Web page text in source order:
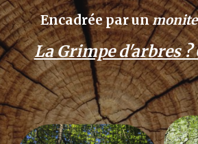
Encadrée par un
La Grimpe d'arbres ?